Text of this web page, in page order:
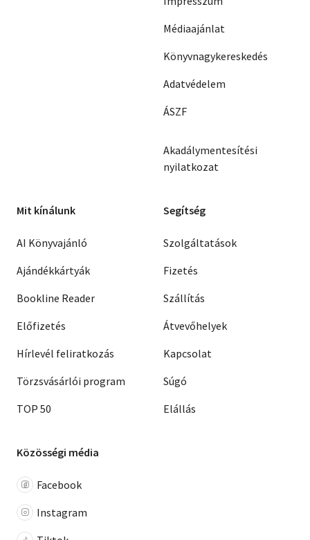
Médiaajánlat
Könyvnagykereskedés
Adatvédelem
ÁSZF
Akadálymentesítési
nyilatkozat
Mit kínálunk
AI Könyvajánló
Ajándékkártyák
Bookline Reader
Előfizetés
Hírlevél feliratkozás
Törzsvásárlói program
TOP 50
Segítség
Szolgáltatások
Fizetés
Szállítás
Átvevőhelyek
Kapcsolat
Súgó
Elállás
Közösségi média
Facebook
Instagram